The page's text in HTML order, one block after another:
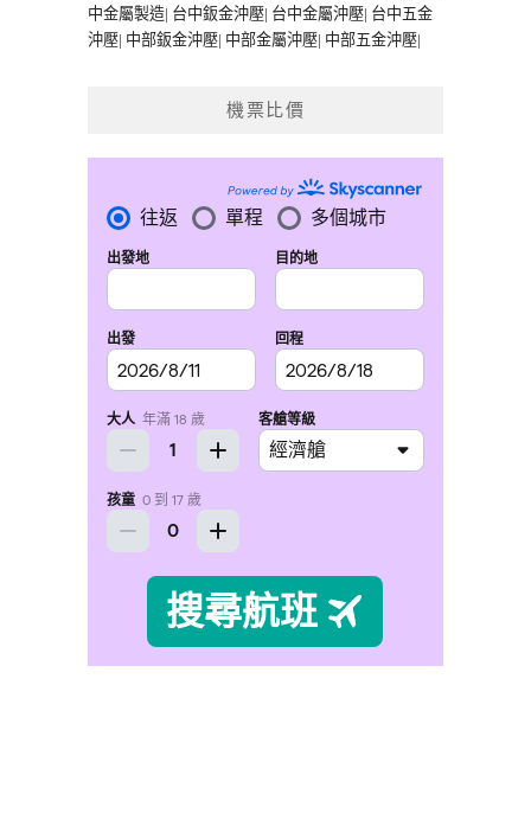
中金屬製造| 台中鈑金沖壓| 台中金屬沖壓| 台中五金
沖壓| 中部鈑金沖壓| 中部金屬沖壓| 中部五金沖壓|
機票比價